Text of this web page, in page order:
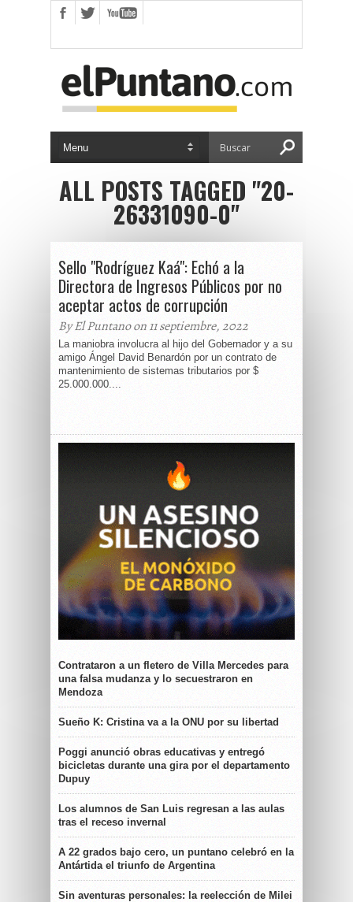
ALL POSTS TAGGED "20-
26331090-0"
Sello "Rodríguez Kaá": Echó a la
Directora de Ingresos Públicos por no
aceptar actos de corrupción
By El Puntano on 11 septiembre, 2022
La maniobra involucra al hijo del Gobernador y a su
amigo Ángel David Benardón por un contrato de
mantenimiento de sistemas tributarios por $
25.000.000....
Contrataron a un fletero de Villa Mercedes para
una falsa mudanza y lo secuestraron en
Mendoza
Sueño K: Cristina va a la ONU por su libertad
Poggi anunció obras educativas y entregó
bicicletas durante una gira por el departamento
Dupuy
Los alumnos de San Luis regresan a las aulas
tras el receso invernal
A 22 grados bajo cero, un puntano celebró en la
Antártida el triunfo de Argentina
Sin aventuras personales: la reelección de Milei